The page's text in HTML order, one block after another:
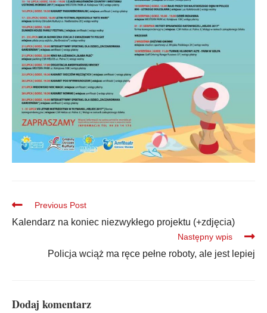
Previous Post
Kalendarz na koniec niezwykłego projektu (+zdjęcia)
Następny wpis
Policja wciąż ma ręce pełne roboty, ale jest lepiej
Dodaj komentarz